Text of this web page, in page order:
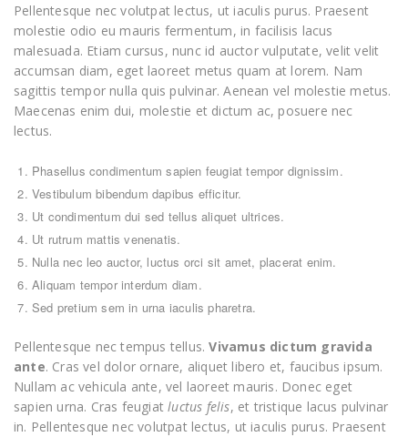
Pellentesque nec volutpat lectus, ut iaculis purus. Praesent
molestie odio eu mauris fermentum, in facilisis lacus
malesuada. Etiam cursus, nunc id auctor vulputate, velit velit
accumsan diam, eget laoreet metus quam at lorem. Nam
sagittis tempor nulla quis pulvinar. Aenean vel molestie metus.
Maecenas enim dui, molestie et dictum ac, posuere nec
lectus.
Phasellus condimentum sapien feugiat tempor dignissim.
Vestibulum bibendum dapibus efficitur.
Ut condimentum dui sed tellus aliquet ultrices.
Ut rutrum mattis venenatis.
Nulla nec leo auctor, luctus orci sit amet, placerat enim.
Aliquam tempor interdum diam.
Sed pretium sem in urna iaculis pharetra.
Pellentesque nec tempus tellus.Vivamus dictum gravida
ante. Cras vel dolor ornare, aliquet libero et, faucibus ipsum.
Nullam ac vehicula ante, vel laoreet mauris. Donec eget
sapien urna. Cras feugiatluctus felis, et tristique lacus pulvinar
in. Pellentesque nec volutpat lectus, ut iaculis purus. Praesent